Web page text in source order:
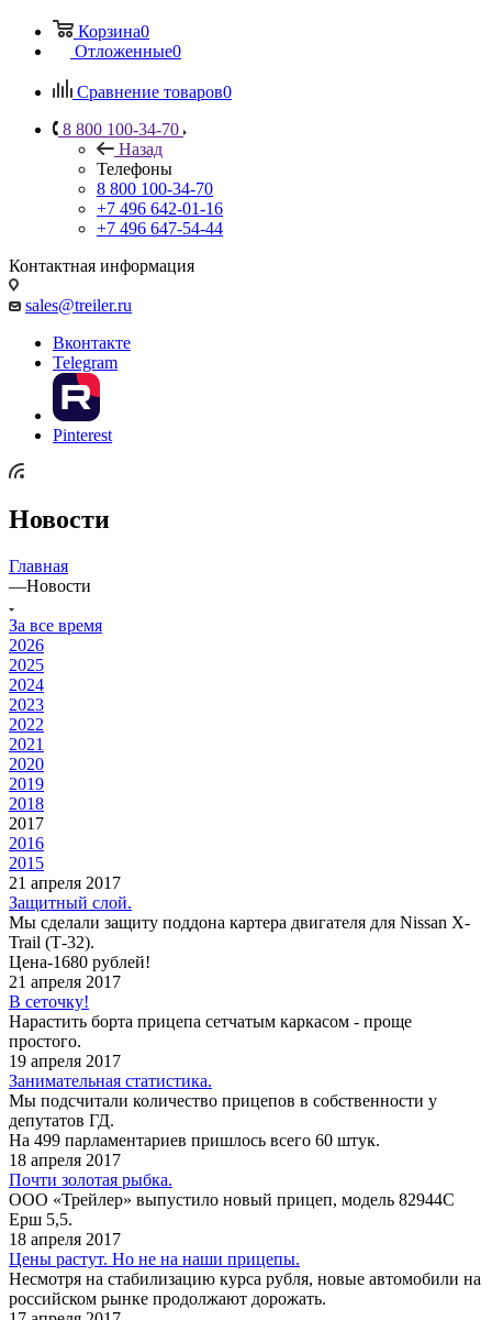
Корзина0
Отложенные0
Сравнение товаров0
8 800 100-34-70
Назад
Телефоны
8 800 100-34-70
+7 496 642-01-16
+7 496 647-54-44
Контактная информация
sales@treiler.ru
Вконтакте
Telegram
Pinterest
Новости
Главная
—Новости
За все время
2026
2025
2024
2023
2022
2021
2020
2019
2018
2017
2016
2015
21 апреля 2017
Защитный слой.
Мы сделали защиту поддона картера двигателя для Nissan X-
Trail (Т-32).
Цена-1680 рублей!
21 апреля 2017
В сеточку!
Нарастить борта прицепа сетчатым каркасом - проще
простого.
19 апреля 2017
Занимательная статистика.
Мы подсчитали количество прицепов в собственности у
депутатов ГД.
На 499 парламентариев пришлось всего 60 штук.
18 апреля 2017
Почти золотая рыбка.
ООО «Трейлер» выпустило новый прицеп, модель 82944С
Ерш 5,5.
18 апреля 2017
Цены растут. Но не на наши прицепы.
Несмотря на стабилизацию курса рубля, новые автомобили на
российском рынке продолжают дорожать.